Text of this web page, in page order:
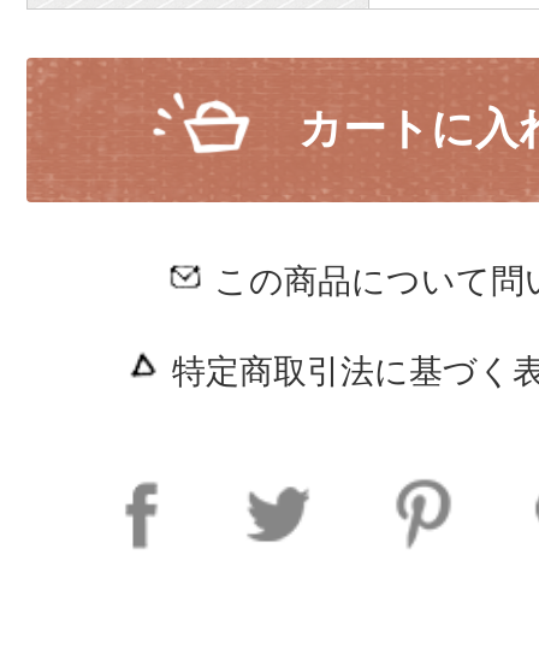
カートに入
この商品について問
特定商取引法に基づく